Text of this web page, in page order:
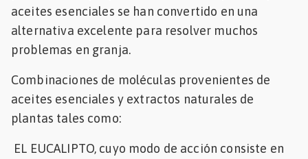
aceites esenciales se han convertido en una
alternativa excelente para resolver muchos
problemas en granja.
Combinaciones de moléculas provenientes de
aceites esenciales y extractos naturales de
plantas tales como:
EL EUCALIPTO, cuyo modo de acción consiste en